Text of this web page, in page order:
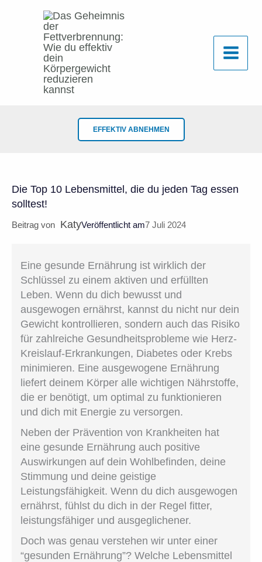
EFFEKTIV ABNEHMEN
Die Top 10 Lebensmittel, die du jeden Tag essen
solltest!
Beitrag von KatyVeröffentlicht am7 Juli 2024
Eine gesunde Ernährung ist wirklich der
Schlüssel zu einem aktiven und erfüllten
Leben. Wenn du dich bewusst und
ausgewogen ernährst, kannst du nicht nur dein
Gewicht kontrollieren, sondern auch das Risiko
für zahlreiche Gesundheitsprobleme wie Herz-
Kreislauf-Erkrankungen, Diabetes oder Krebs
minimieren. Eine ausgewogene Ernährung
liefert deinem Körper alle wichtigen Nährstoffe,
die er benötigt, um optimal zu funktionieren
und dich mit Energie zu versorgen.
Neben der Prävention von Krankheiten hat
eine gesunde Ernährung auch positive
Auswirkungen auf dein Wohlbefinden, deine
Stimmung und deine geistige
Leistungsfähigkeit. Wenn du dich ausgewogen
ernährst, fühlst du dich in der Regel fitter,
leistungsfähiger und ausgeglichener.
Doch was genau verstehen wir unter einer
“gesunden Ernährung”? Welche Lebensmittel